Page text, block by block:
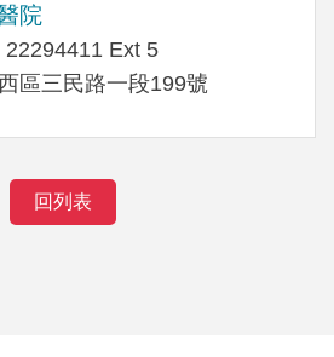
院
Ext 5
區三民路一段199號
回列表